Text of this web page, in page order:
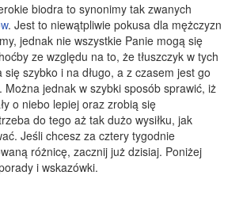
biodra to synonimy tak zwanych
. Jest to niewątpliwie pokusa dla mężczyzn
jednak nie wszystkie Panie mogą się
ze względu na to, że tłuszczyk w tych
się szybko i na długo, a z czasem jest go
Można jednak w szybki sposób sprawić, iż
o niebo lepiej oraz zrobią się
do tego aż tak dużo wysiłku, jak
Jeśli chcesz za cztery tygodnie
różnicę, zacznij już dzisiaj. Poniżej
i wskazówki.